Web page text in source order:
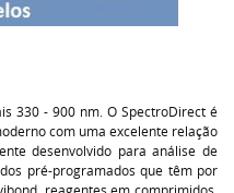
330 - 900 nm. O SpectroDirect é
com uma excelente relação
desenvolvido para análise de
pré-programados que têm por